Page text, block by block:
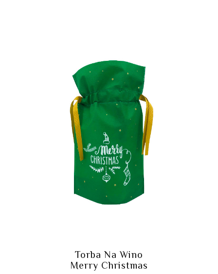
Torba Na Wino
Merry Christmas